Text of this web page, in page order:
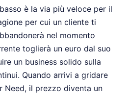
è la via più veloce per il
per cui un cliente ti
nel momento
toglierà un euro dal suo
un business solido sulla
Quando arrivi a gridare
Need, il prezzo diventa un